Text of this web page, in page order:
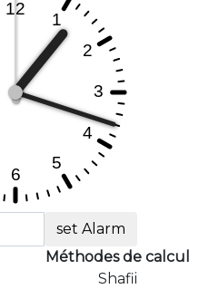
set Alarm
Méthodes de calcul
Shafii